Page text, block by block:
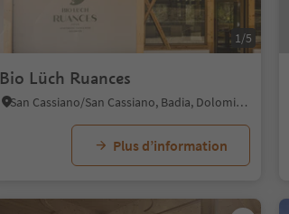
1/5
Bio Lüch Ruances
San Cassiano/San Cassiano, Badia, Dolomites Region Alta Badia
Plus d’information